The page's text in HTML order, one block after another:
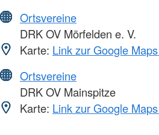
Ortsvereine
DRK OV Mörfelden e. V.
Karte: Link zur Google
Ortsvereine
DRK OV Mainspitze
Karte: Link zur Google